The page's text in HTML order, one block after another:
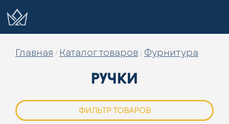
Главная / Каталог товаров / Фурнитура
ручки
ФИЛЬТР ТОВАРОВ